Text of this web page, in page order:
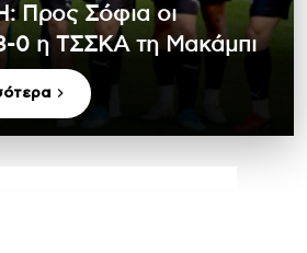
Προς Σόφια οι
0 η ΤΣΣΚΑ τη Μακάμπι